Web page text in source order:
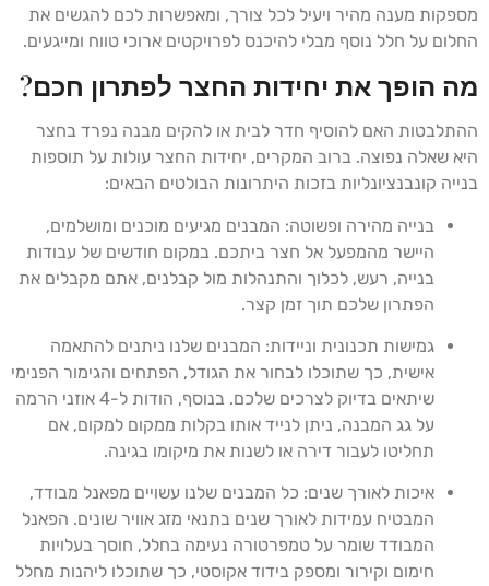
מספקות מענה מהיר ויעיל לכל צורך, ומאפשרות לכם להגשים את
החלום על חלל נוסף מבלי להיכנס לפרויקטים ארוכי טווח ומייגעים.
מה הופך את יחידות החצר לפתרון חכם?
ההתלבטות האם להוסיף חדר לבית או להקים מבנה נפרד בחצר
היא שאלה נפוצה. ברוב המקרים, יחידות החצר עולות על תוספות
בנייה קונבנציונליות בזכות היתרונות הבולטים הבאים:
בנייה מהירה ופשוטה: המבנים מגיעים מוכנים ומושלמים,
היישר מהמפעל אל חצר ביתכם. במקום חודשים של עבודות
בנייה, רעש, לכלוך והתנהלות מול קבלנים, אתם מקבלים את
הפתרון שלכם תוך זמן קצר.
גמישות תכנונית וניידות: המבנים שלנו ניתנים להתאמה
אישית, כך שתוכלו לבחור את הגודל, הפתחים והגימור הפנימי
שיתאים בדיוק לצרכים שלכם. בנוסף, הודות ל-4 אוזני הרמה
על גג המבנה, ניתן לנייד אותו בקלות ממקום למקום, אם
תחליטו לעבור דירה או לשנות את מיקומו בגינה.
איכות לאורך שנים: כל המבנים שלנו עשויים מפאנל מבודד,
המבטיח עמידות לאורך שנים בתנאי מזג אוויר שונים. הפאנל
המבודד שומר על טמפרטורה נעימה בחלל, חוסך בעלויות
חימום וקירור ומספק בידוד אקוסטי, כך שתוכלו ליהנות מחלל